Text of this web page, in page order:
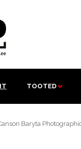
TOOTED
Baryta